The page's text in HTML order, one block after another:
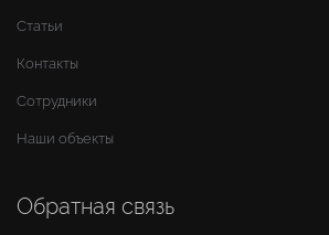
Статьи
Контакты
Сотрудники
Наши объекты
Обратная связь